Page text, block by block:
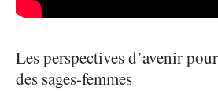
Les perspectives d’avenir
des sages-femmes